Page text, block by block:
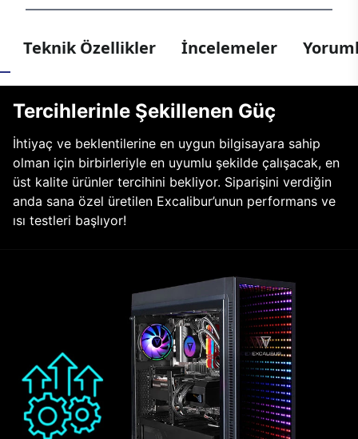
Teknik Özellikler İncelemeler
Tercihlerinle Şekillenen Güç
İhtiyaç ve beklentilerine en uygun bilgisayara sahip
olman için birbirleriyle en uyumlu şekilde çalışacak, en
üst kalite ürünler tercihini bekliyor. Siparişini verdiğin
anda sana özel üretilen Excalibur’unun performans ve
ısı testleri başlıyor!